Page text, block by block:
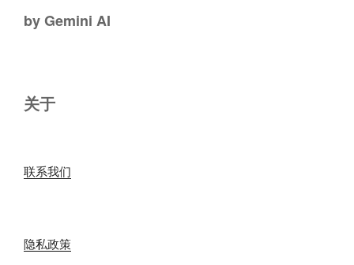
by Gemini AI
关于
联系我们
隐私政策